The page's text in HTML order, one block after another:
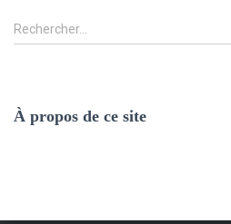
Rechercher…
À propos de ce site